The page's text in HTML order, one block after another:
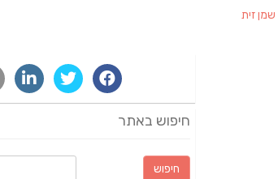
שמן זית
חיפוש באתר
חיפוש: